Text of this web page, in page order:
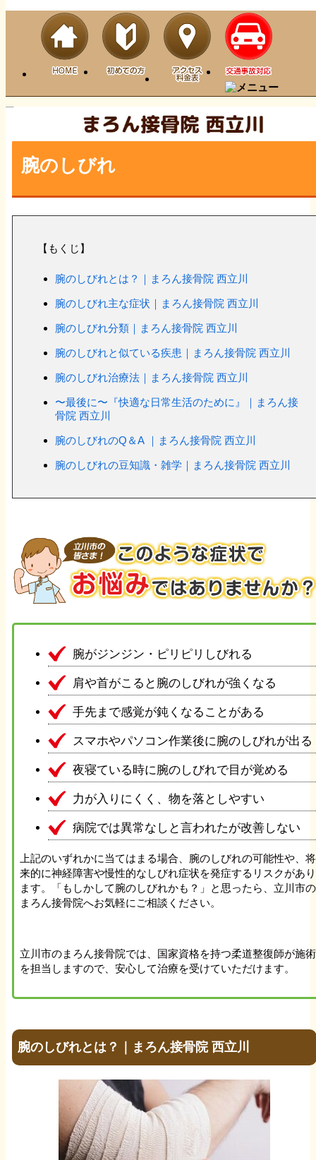
腕のしびれ
【もくじ】
腕のしびれとは？｜まろん接骨院 西立川
腕のしびれ主な症状｜まろん接骨院 西立川
腕のしびれ分類｜まろん接骨院 西立川
腕のしびれと似ている疾患｜まろん接骨院 西立川
腕のしびれ治療法｜まろん接骨院 西立川
〜最後に〜『快適な日常生活のために』｜まろん接
骨院 西立川
腕のしびれのQ＆A ｜まろん接骨院 西立川
腕のしびれの豆知識・雑学｜まろん接骨院 西立川
腕がジンジン・ピリピリしびれる
肩や首がこると腕のしびれが強くなる
手先まで感覚が鈍くなることがある
スマホやパソコン作業後に腕のしびれが出る
夜寝ている時に腕のしびれで目が覚める
力が入りにくく、物を落としやすい
病院では異常なしと言われたが改善しない
上記のいずれかに当てはまる場合、腕のしびれの可能性や、将
来的に神経障害や慢性的なしびれ症状を発症するリスクがあり
ます。「もしかして腕のしびれかも？」と思ったら、立川市の
まろん接骨院へお気軽にご相談ください。
立川市のまろん接骨院では、国家資格を持つ柔道整復師が施術
を担当しますので、安心して治療を受けていただけます。
腕のしびれとは？｜まろん接骨院 西立川